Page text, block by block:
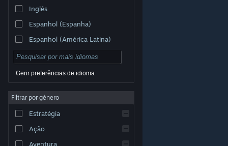
© Valve Corporation. Todos os direitos reservados.
respetivos proprietários nos E.U.A. e outros países.
Acessibilidade
Reembolsos|Cookies
Inglês
Espanhol (Espanha)
Espanhol (América Latina)
Gerir preferências de idioma
Filtrar por género
Estratégia
Ação
Aventura